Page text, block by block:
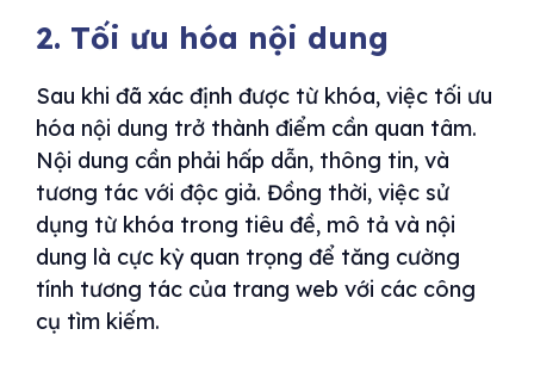
2. Tối ưu hóa nội dung
Sau khi đã xác định được từ khóa, việc tối ưu
hóa nội dung trở thành điểm cần quan tâm.
Nội dung cần phải hấp dẫn, thông tin, và
tương tác với độc giả. Đồng thời, việc sử
dụng từ khóa trong tiêu đề, mô tả và nội
dung là cực kỳ quan trọng để tăng cường
tính tương tác của trang web với các công
cụ tìm kiếm.